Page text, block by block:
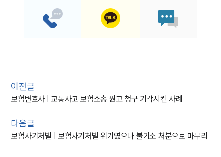
이전글
보험변호사 | 교통사고 보험소송 원고 청구 기각시킨 사례
다음글
보험사기처벌 | 보험사기처벌 위기였으나 불기소 처분으로 마무리